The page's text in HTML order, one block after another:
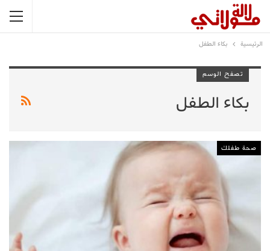
الرئيسية بكاء الطفل
تصفح الوسم
بكاء الطفل
صحة طفلك